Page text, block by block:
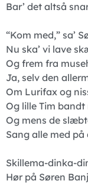
Bar’ det altså
“Kom med,” sa’
Nu ska’ vi lave
Og frem fra
Ja, selv den
Om Lurifax og
Og lille Tim
Og mens de
Sang alle med på
Skillema-dinka-
Hør på Søren